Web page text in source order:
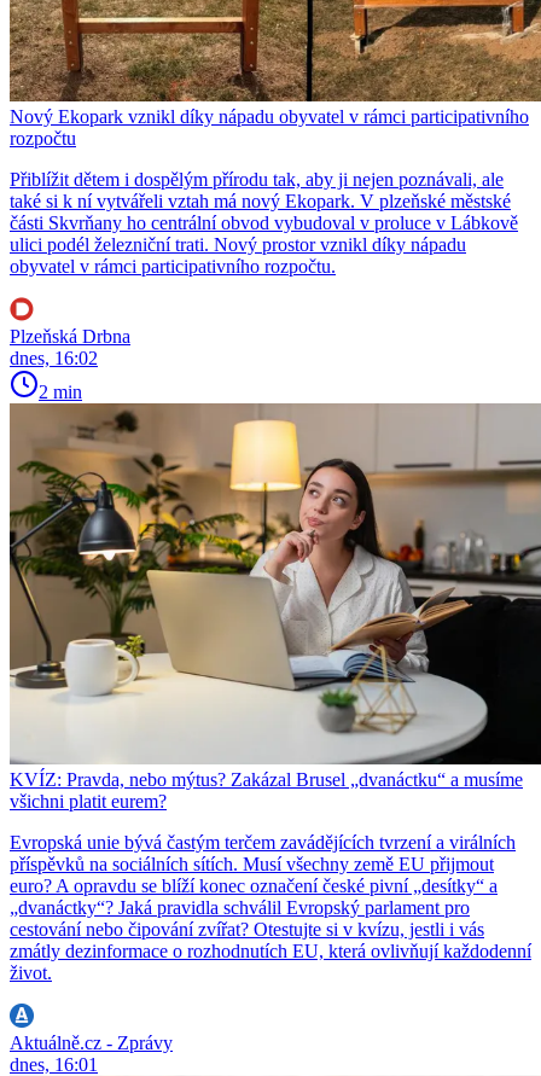
Nový Ekopark vznikl díky nápadu obyvatel v rámci participativního
rozpočtu
Přiblížit dětem i dospělým přírodu tak, aby ji nejen poznávali, ale
také si k ní vytvářeli vztah má nový Ekopark. V plzeňské městské
části Skvrňany ho centrální obvod vybudoval v proluce v Lábkově
ulici podél železniční trati. Nový prostor vznikl díky nápadu
obyvatel v rámci participativního rozpočtu.
Plzeňská Drbna
dnes, 16:02
2 min
KVÍZ: Pravda, nebo mýtus? Zakázal Brusel „dvanáctku“ a musíme
všichni platit eurem?
Evropská unie bývá častým terčem zavádějících tvrzení a virálních
příspěvků na sociálních sítích. Musí všechny země EU přijmout
euro? A opravdu se blíží konec označení české pivní „desítky“ a
„dvanáctky“? Jaká pravidla schválil Evropský parlament pro
cestování nebo čipování zvířat? Otestujte si v kvízu, jestli i vás
zmátly dezinformace o rozhodnutích EU, která ovlivňují každodenní
život.
Aktuálně.cz - Zprávy
dnes, 16:01